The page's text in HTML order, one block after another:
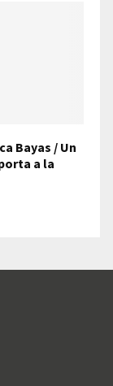
Bayas / Un
a la